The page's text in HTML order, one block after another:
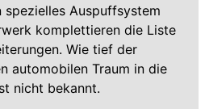
spezielles Auspuffsystem
komplettieren die Liste
Wie tief der
automobilen Traum in die
nicht bekannt.